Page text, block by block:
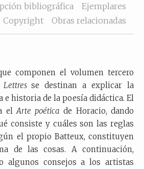
bibliográfica
Ejemplares
Copyright Obras relacionadas
componen el volumen tercero
Lettresse destinan a explicar la
historia de la poesía didáctica. El
el Arte poética de Horacio, dando
consiste y cuáles son las reglas
el propio Batteux, constituyen
de las cosas. A continuación,
algunos consejos a los artistas